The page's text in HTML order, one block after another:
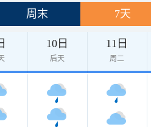
周末 7天
10日
后天
11日
周二